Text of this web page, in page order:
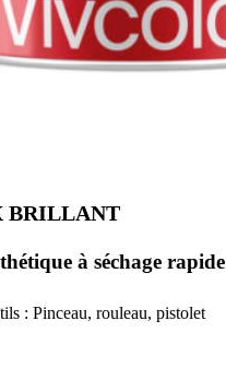
BRILLANT
à séchage rapide
: Pinceau, rouleau, pistolet